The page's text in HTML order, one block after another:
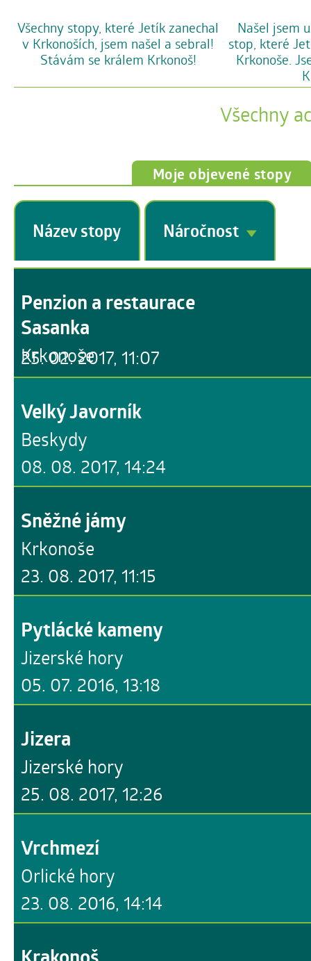
Všechny stopy, které Jetík zanechal
v Krkonoších, jsem našel a sebral!
Stávám se králem Krkonoš!
Našel jsem
stop, které
Krkonoše.
Všechny
Moje objevené stopy
Název stopy Náročnost
25. 02. 2017, 11:07
Penzion a restaurace
Sasanka
Krkonoše
08. 08. 2017, 14:24
Velký Javorník
Beskydy
23. 08. 2017, 11:15
Sněžné jámy
Krkonoše
05. 07. 2016, 13:18
Pytlácké kameny
Jizerské hory
25. 08. 2017, 12:26
Jizera
Jizerské hory
23. 08. 2016, 14:14
Vrchmezí
Orlické hory